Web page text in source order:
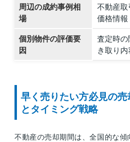
周辺の成約事例相
場
不動産取
価格情報
個別物件の評価要
因
査定時の
き取り内
早く売りたい方必見の
とタイミング戦略
不動産の売却期間は、全国的な